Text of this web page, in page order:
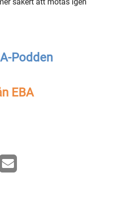
Podden
EBA